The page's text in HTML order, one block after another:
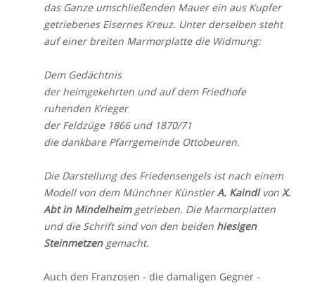
das Ganze umschließenden Mauer ein aus Kupfer
getriebenes Eisernes Kreuz. Unter derselben steht
auf einer breiten Marmorplatte die Widmung:
Dem Gedächtnis
der heimgekehrten und auf dem Friedhofe
ruhenden Krieger
der Feldzüge 1866 und 1870/71
die dankbare Pfarrgemeinde Ottobeuren.
Die Darstellung des Friedensengels ist nach einem
Modell von dem Münchner KünstlerA. Kaindlvon X.
Abt in Mindelheimgetrieben. Die Marmorplatten
und die Schrift sind von den beiden hiesigen
Steinmetzengemacht.
Auch den Franzosen - die damaligen Gegner -